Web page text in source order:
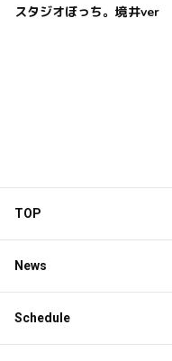
スタジオぼっち。境井ver
TOP
News
Schedule